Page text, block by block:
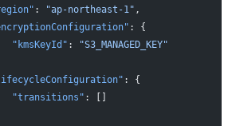
: "ap-northeast-1" ,
: {
"kmsKeyId"
:
"S3_MANAGED_KEY"
: {
"transitions"
: []